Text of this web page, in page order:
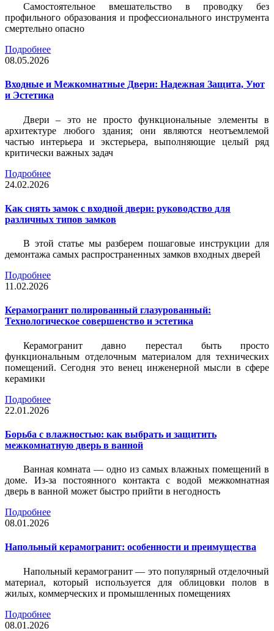
Самостоятельное вмешательство в проводку без
профильного образования и профессионального инструмента
смертельно опасно
Подробнее
08.05.2026
Входные и Межкомнатные Двери: Надежная Защита, Уют
и Эстетика
Двери – это не просто функциональные элементы в
архитектуре любого здания; они являются неотъемлемой
частью интерьера и экстерьера, выполняющие целый ряд
критически важных задач
Подробнее
24.02.2026
Как снять замок с входной двери: руководство для
различных типов замков
В этой статье мы разберем пошаговые инструкции для
демонтажа самых распространенных замков входных дверей
Подробнее
11.02.2026
Керамогранит полированный глазурованный:
Технологическое совершенство и эстетика
Керамогранит давно перестал быть просто
функциональным отделочным материалом для технических
помещений. Сегодня это венец инженерной мысли в сфере
керамики
Подробнее
22.01.2026
Борьба с влажностью: как выбрать и защитить
межкомнатную дверь в ванной
Ванная комната — одно из самых влажных помещений в
доме. Из-за постоянного контакта с водой межкомнатная
дверь в ванной может быстро прийти в негодность
Подробнее
08.01.2026
Напольный керамогранит: особенности и преимущества
Напольный керамогранит — это популярный отделочный
материал, который используется для облицовки полов в
жилых, коммерческих и промышленных помещениях
Подробнее
08.01.2026